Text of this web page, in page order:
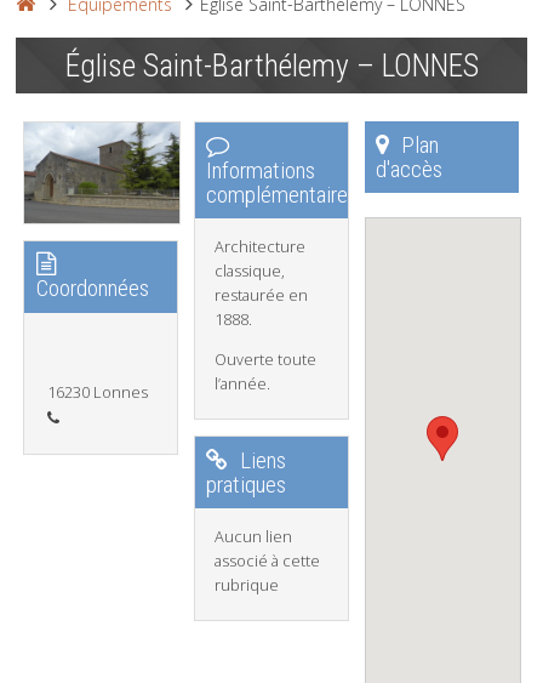
Église Saint-Barthélemy – LONNES
Coordonnées
16230 Lonnes
Informations
complémentaires
Architecture
classique,
restaurée en
1888.
Ouverte toute
l’année.
Liens
pratiques
Aucun lien
associé à cette
rubrique
Plan
d'accès